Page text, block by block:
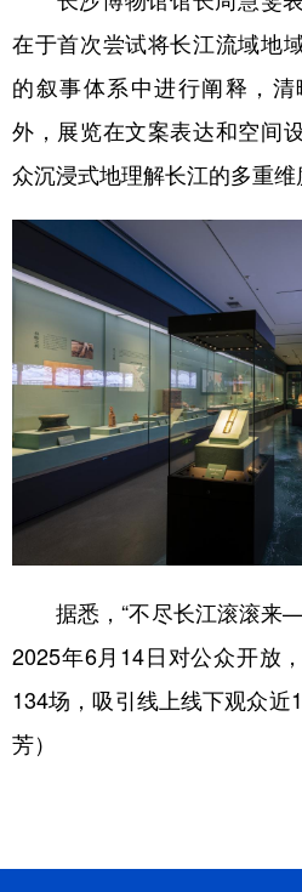
在于首次尝试将长江流域地
的叙事体系中进行阐释，
外，展览在文案表达和空间
众沉浸式地理解长江的多重维
据悉，“不尽长江滚滚来
2025年6月14日对公众开放
134场，吸引线上线下观众
芳）